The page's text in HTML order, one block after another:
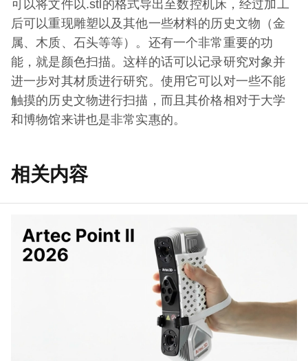
可以将文件以.stl的格式导出至数控机床，经过加工
后可以重现雕塑以及其他一些材料的历史文物（金
属、木质、石头等等）。还有一个非常重要的功
能，就是颜色扫描。这样的话可以记录研究对象并
进一步对其材质进行研究。使用它可以对一些不能
触摸的历史文物进行扫描，而且其价格相对于大学
和博物馆来讲也是非常实惠的。
相关内容